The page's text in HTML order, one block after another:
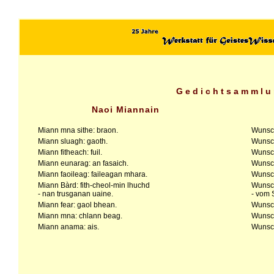
Naoi Miannain
Miann mna sithe: braon.
Miann sluagh: gaoth.
Miann fitheach: fuil.
Miann eunarag: an fasaich.
Miann faoileag: faileagan mhara.
Miann Bàrd: fith-cheol-min lhuchd
- nan trusganan uaine.
- vom
Miann fear: gaol bhean.
Miann mna: chlann beag.
Miann anama: ais.